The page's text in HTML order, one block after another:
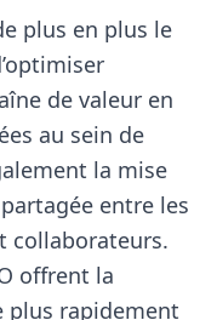
plus en plus le
de valeur en
au sein de
la mise
entre les
collaborateurs.
offrent la
plus rapidement